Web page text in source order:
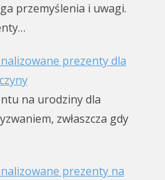
przemyślenia i uwagi.
prezenty dla
na urodziny dla
zwłaszcza gdy
prezenty na